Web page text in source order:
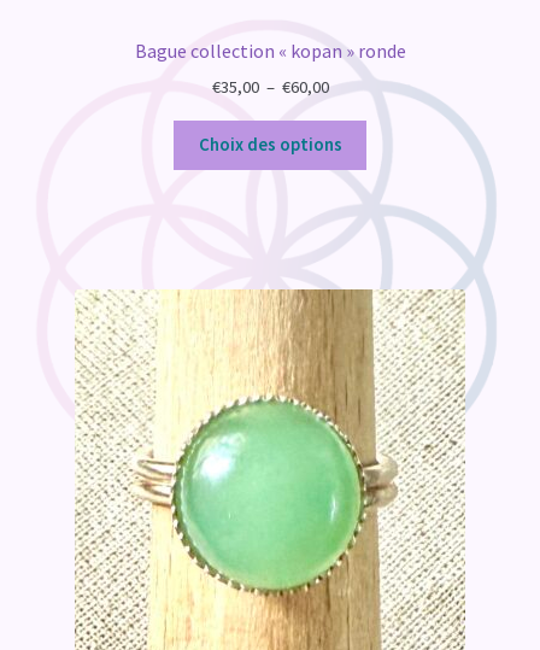
Bague collection « kopan » ronde
€35,00 – €60,00Plage
prix :
€35,00
€60,00
Choix des options